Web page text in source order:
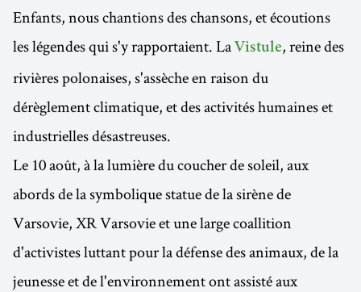
Enfants, nous chantions des chansons, et écoutions
les légendes qui s'y rapportaient. La Vistule, reine des
rivières polonaises, s'assèche en raison du
dérèglement climatique, et des activités humaines et
industrielles désastreuses.
Le 10 août, à la lumière du coucher de soleil, aux
abords de la symbolique statue de la sirène de
Varsovie, XR Varsovie et une large coallition
d'activistes luttant pour la défense des animaux, de la
jeunesse et de l'environnement ont assisté aux